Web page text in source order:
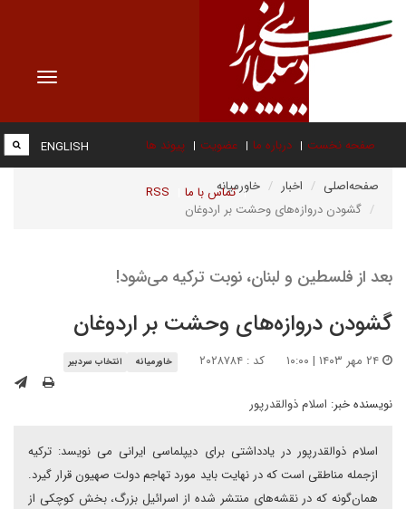
Toggle
صفحه نخست درباره ما عضویت پیوند ها
تماس با ما RSS
ENGLISH
صفحه‌اصلی اخبار
خاورمیانه
گشودن دروازه‌های وحشت بر اردوغان
بعد از فلسطین و لبنان، نوبت ترکیه می‌شود!
گشودن دروازه‌های وحشت بر اردوغان
کد : ۲۰۲۸۷۸۴ خاورمیانه انتخاب سردبیر
نویسنده خبر: اسلام ذوالقدرپور
اسلام ذوالقدرپور در یادداشتی برای دیپلماسی ایرانی می نویسد: ترکیه
ازجمله مناطقی است که در نهایت باید مورد تهاجم دولت صهیون قرار گیرد.
همان‌گونه که در نقشه‌های منتشر شده از اسرائیل بزرگ، بخش کوچکی از